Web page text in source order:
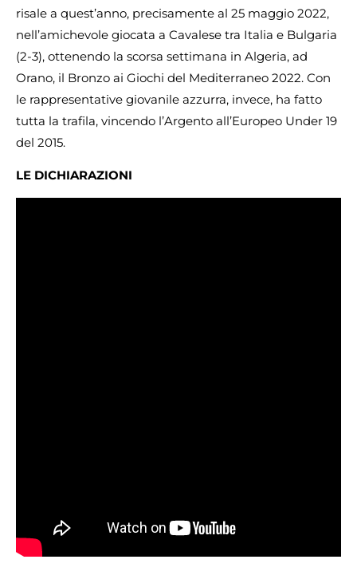
risale a quest’anno, precisamente al 25 maggio 2022,
nell’amichevole giocata a Cavalese tra Italia e Bulgaria
(2-3), ottenendo la scorsa settimana in Algeria, ad
Orano, il Bronzo ai Giochi del Mediterraneo 2022. Con
le rappresentative giovanile azzurra, invece, ha fatto
tutta la trafila, vincendo l’Argento all’Europeo Under 19
del 2015.
LE DICHIARAZIONI